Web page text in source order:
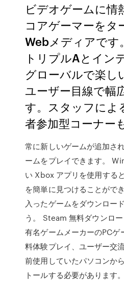
ビデオゲームに情
コアゲーマーをタ
Webメディアです
トリプルAとイン
グローバルで楽し
ユーザー目線で幅
す。スタッフによ
者参加型コーナー
常に新しいゲームが追加さ
ームをプレイできます。
い Xbox アプリを使用する
を簡単に見つけることがで
入ったゲームをダウンロー
う。 Steam 無料ダウンロ
有名ゲームメーカーのPCゲ
料体験プレイ、ユーザー交
前使用していたパソコンか
トールする必要があります